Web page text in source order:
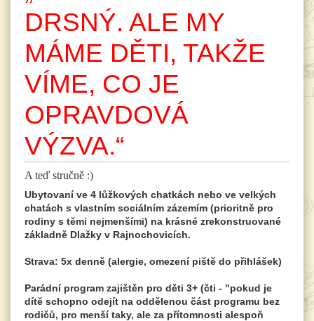
DRSNÝ. ALE MY
MÁME DĚTI, TAKŽE
VÍME, CO JE
OPRAVDOVÁ
VÝZVA.“
A teď stručně :)
Ubytovaní ve 4 lůžkových chatkách nebo ve velkých
chatách s vlastním sociálním zázemím (prioritně pro
rodiny s těmi nejmenšími) na krásné zrekonstruované
základně Dlažky v Rajnochovicích.
Strava: 5x denně (alergie, omezení piště do přihlášek)
Parádní program zajištěn pro děti 3+ (čti - "pokud je
dítě schopno odejít na oddělenou část programu bez
rodičů, pro menší taky, ale za přítomnosti alespoň